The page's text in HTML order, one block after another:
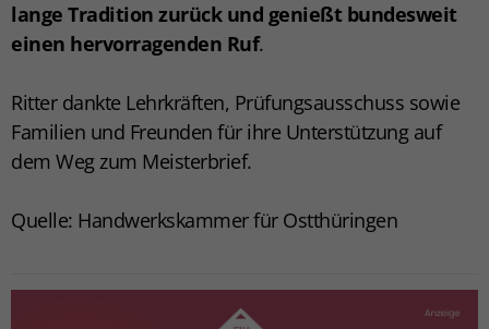
lange Tradition zurück und genießt bundesweit
einen hervorragenden Ruf.
Ritter dankte Lehrkräften, Prüfungsausschuss sowie
Familien und Freunden für ihre Unterstützung auf
dem Weg zum Meisterbrief.
Quelle: Handwerkskammer für Ostthüringen